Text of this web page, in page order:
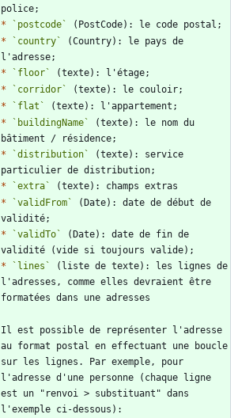
*
`postcode`
*
`country`
(Country): le pays de
*
`floor`
*
`corridor`
*
`flat`
*
`buildingName`
(texte): le nom du
*
`distribution`
(texte): service
*
`extra`
*
`validFrom`
(Date): date de début de
*
`validTo`
(Date): date de fin de
*
`lines`
(liste de texte): les lignes de
l'adresses, comme elles devraient être
Il est possible de représenter l'adresse
au format postal en effectuant une boucle
sur les lignes. Par exemple, pour
l'adresse d'une personne (chaque ligne
est un "renvoi > substituant" dans